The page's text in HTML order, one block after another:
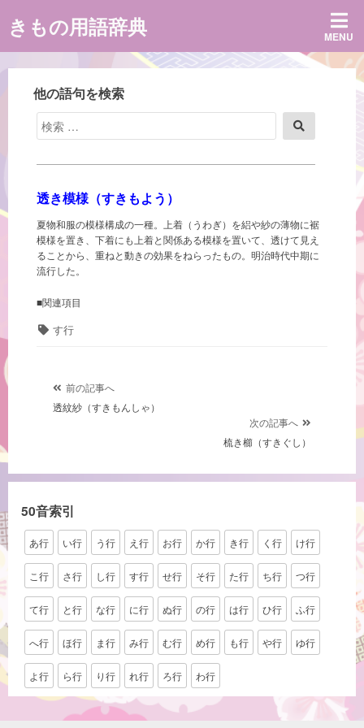
ン
ツ
きもの用語辞典 MENU
他の語句を検索
検
索
象:
索
透き模様（すきもよう）
夏物和服の模様構成の一種。上着（うわぎ）を絽や紗の薄物に裾
模様を置き、下着にも上着と関係ある模様を置いて、透けて見え
ることから、重ねと動きの効果をねらったもの。明治時代中期に
流行した。
■関連項目
タ す行
ゲ
ー
シ
ョ
ン
前の記事へ
透紋紗（すきもんしゃ）
次の記事へ
梳き櫛（すきぐし）
50音索引
あ行 い行 う行 え行 お行 か行 き行 く行 け行
こ行 さ行 し行 す行 せ行 そ行 た行 ち行 つ行
て行 と行 な行 に行 ぬ行 の行 は行 ひ行 ふ行
へ行 ほ行 ま行 み行 む行 め行 も行 や行 ゆ行
よ行 ら行 り行 れ行 ろ行 わ行